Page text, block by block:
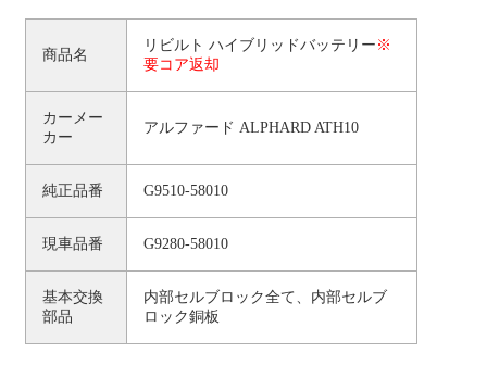
商品名
リビルト ハイブリッドバッテリー ※
要コア返却
カーメー
カー
アルファード ALPHARD ATH10
純正品番 G9510-58010
現車品番 G9280-58010
基本交換
部品
内部セルブロック全て、内部セルブ
ロック銅板